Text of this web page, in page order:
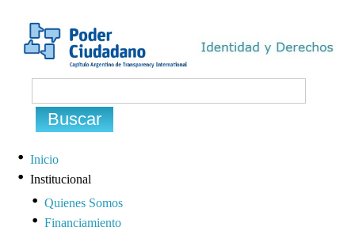
Inicio
Institucional
Quienes Somos
Financiamiento